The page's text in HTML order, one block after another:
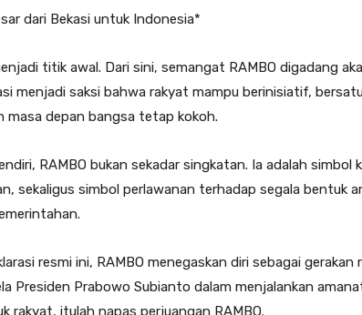
dari Bekasi untuk Indonesia*
titik awal. Dari sini, semangat RAMBO digadang
menjadi saksi bahwa rakyat mampu berinisiatif,
masa depan bangsa tetap kokoh.
RAMBO bukan sekadar singkatan. Ia adalah
sekaligus simbol perlawanan terhadap segala bentuk
resmi ini, RAMBO menegaskan diri sebagai
Presiden Prabowo Subianto dalam menjalankan
rakyat, itulah napas perjuangan RAMBO.